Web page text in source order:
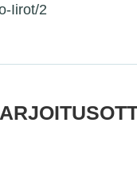
Iirot/2